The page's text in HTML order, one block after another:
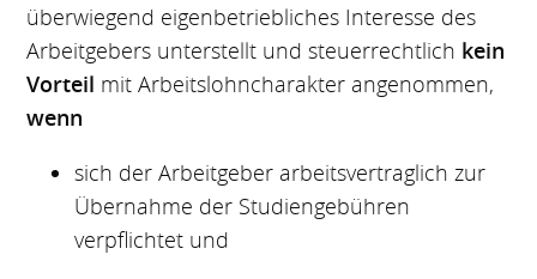
überwiegend eigenbetriebliches Interesse des
Arbeitgebers unterstellt und steuerrechtlich kein
Vorteil mit Arbeitslohncharakter angenommen,
wenn
sich der Arbeitgeber arbeitsvertraglich zur
Übernahme der Studiengebühren
verpflichtet und